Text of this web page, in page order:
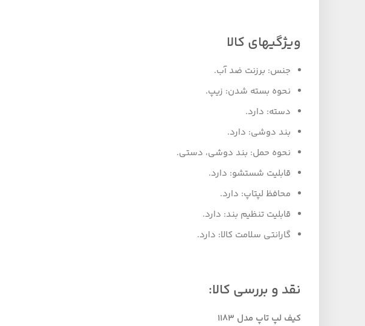
ویژگیهای کالا
جنس: برزنت ضد آب.
نحوه بسته شدن: زیپ.
دسته: دارد.
بند دوشی: دارد.
نحوه حمل: بند دوشی، دستی.
قابلیت شستشو: دارد.
محافظ لپتاپ: دارد.
قابلیت تنظیم بند: دارد.
گارانتی سلامت کالا: دارد.
نقد و بررسی کالا:
کیف لپ تاپ مدل 1183